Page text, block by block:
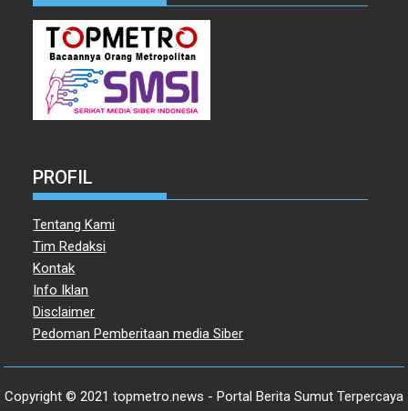
PROFIL
Tentang Kami
Tim Redaksi
Kontak
Info Iklan
Disclaimer
Pedoman Pemberitaan media Siber
Copyright © 2021 topmetro.news - Portal Berita Sumut Terpercaya